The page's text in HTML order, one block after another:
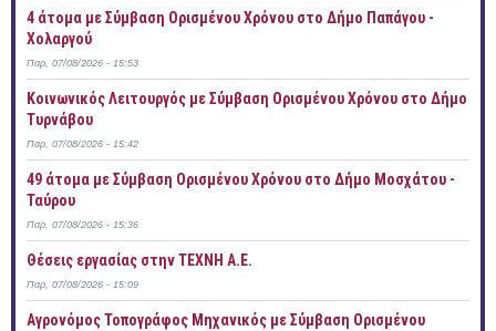
4 άτομα με Σύμβαση Ορισμένου Χρόνου στο Δήμο Παπάγου -
Χολαργού
Παρ, 07/08/2026 - 15:53
Κοινωνικός Λειτουργός με Σύμβαση Ορισμένου Χρόνου στο Δήμο
Τυρνάβου
Παρ, 07/08/2026 - 15:42
49 άτομα με Σύμβαση Ορισμένου Χρόνου στο Δήμο Μοσχάτου -
Ταύρου
Παρ, 07/08/2026 - 15:36
Θέσεις εργασίας στην ΤΕΧΝΗ Α.Ε.
Παρ, 07/08/2026 - 15:09
Αγρονόμος Τοπογράφος Μηχανικός με Σύμβαση Ορισμένου